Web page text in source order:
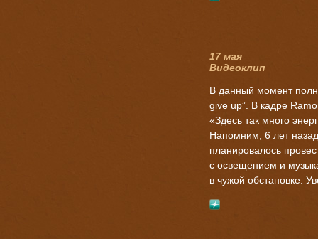
17 мая
Видеоклип
В данный момент
give up”. В кадре
«Здесь так много
Напомним, 6 лет
планировалось
с освещением и
в чужой обстановке.